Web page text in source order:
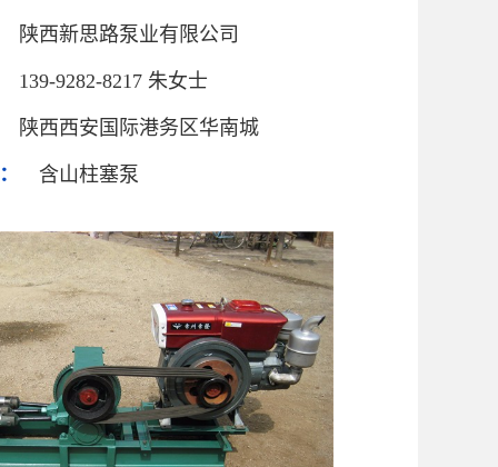
陕西新思路泵业有限公司
139-9282-8217 朱女士
陕西西安国际港务区华南城
含山柱塞泵